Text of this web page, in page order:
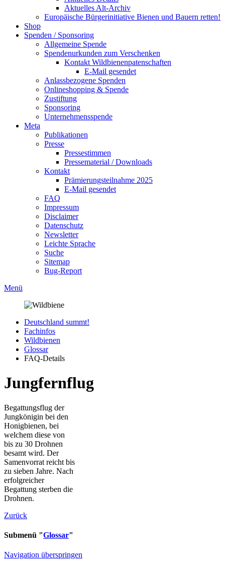
Aktuelles Alt-Archiv
Europäische Bürgerinitiative Bienen und Bauern retten!
Shop
Spenden / Sponsoring
Allgemeine Spende
Spendenurkunden zum Verschenken
Kontakt Wildbienenpatenschaften
E-Mail gesendet
Anlassbezogene Spenden
Onlineshopping & Spende
Zustiftung
Sponsoring
Unternehmensspende
Meta
Publikationen
Presse
Pressestimmen
Pressematerial / Downloads
Kontakt
Prämierungsteilnahme 2025
E-Mail gesendet
FAQ
Impressum
Disclaimer
Datenschutz
Newsletter
Leichte Sprache
Suche
Sitemap
Bug-Report
Menü
Deutschland summt!
Fachinfos
Wildbienen
Glossar
FAQ-Details
Jungfernflug
Begattungsflug der
Jungkönigin bei den
Honigbienen, bei
welchem diese von
bis zu 30 Drohnen
besamt wird. Der
Samenvorrat reicht bis
zu sieben Jahre. Nach
erfolgreicher
Begattung sterben die
Drohnen.
Zurück
Submenü "Glossar"
Navigation überspringen